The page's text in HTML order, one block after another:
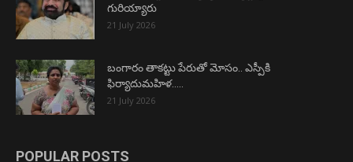
గురియ్యారు
21 July 2026
బంగారం తాకట్టు పేరుతో మోసం.. ఎస్పీకి
ఫిర్యాదుమహిళ…..
21 July 2026
POPULAR POSTS